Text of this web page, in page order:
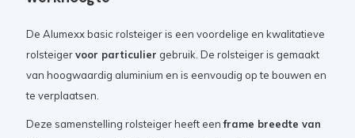
De Alumexx basic rolsteiger is een voordelige en kwalitatieve
rolsteigervoor particulier gebruik. De rolsteiger is gemaakt
van hoogwaardig aluminium en is eenvoudig op te bouwen en
te verplaatsen.
Deze samenstelling rolsteiger heeft eenframe breedte van